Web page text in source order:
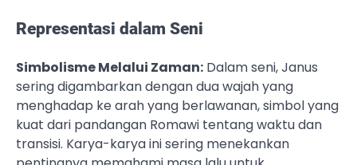
Representasi dalam Seni
Simbolisme Melalui Zaman: Dalam seni, Janus
sering digambarkan dengan dua wajah yang
menghadap ke arah yang berlawanan, simbol yang
kuat dari pandangan Romawi tentang waktu dan
transisi. Karya-karya ini sering menekankan